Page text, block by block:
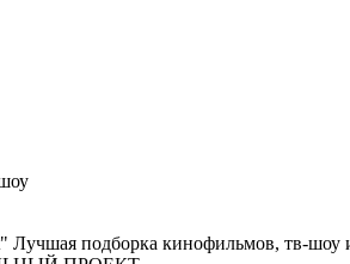
Лучшая подборка кинофильмов, тв-шоу